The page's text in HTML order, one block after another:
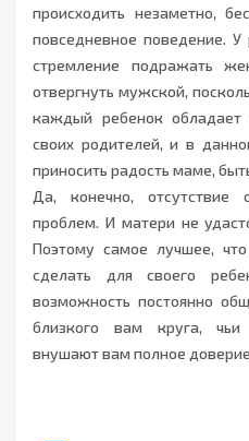
происходить незаметно,
повседневное поведение.
стремление подражать
отвергнуть мужской,
каждый ребенок
своих родителей, и в
приносить радость маме,
Да, конечно, отсутствие
проблем. И матери не
Поэтому самое лучшее,
сделать для своего
возможность постоянно
близкого вам круга, чьи
внушают вам полное